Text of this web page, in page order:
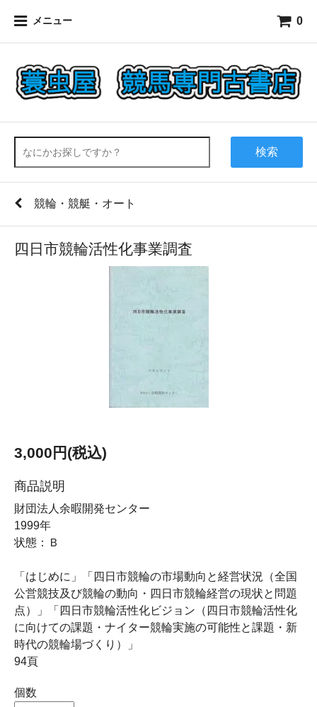
メニュー 0
検索
競輪・競艇・オート
四日市競輪活性化事業調査
3,000円(税込)
商品説明
財団法人余暇開発センター
1999年
状態：Ｂ
「はじめに」「四日市競輪の市場動向と経営状況（全国
公営競技及び競輪の動向・四日市競輪経営の現状と問題
点）」「四日市競輪活性化ビジョン（四日市競輪活性化
に向けての課題・ナイター競輪実施の可能性と課題・新
時代の競輪場づくり）」
94頁
個数